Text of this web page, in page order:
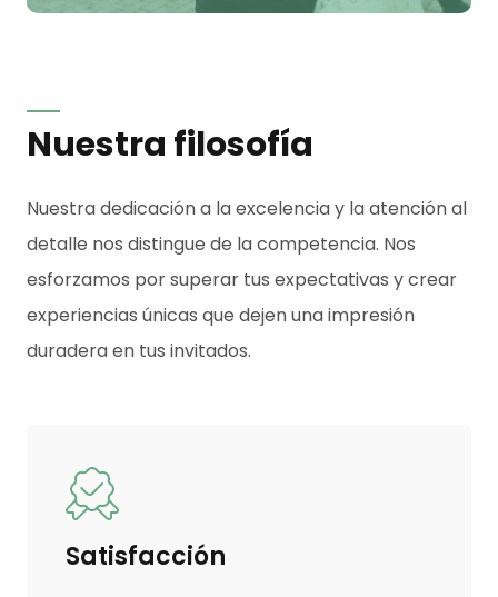
Nuestra filosofía
Nuestra dedicación a la excelencia y la atención al
detalle nos distingue de la competencia. Nos
esforzamos por superar tus expectativas y crear
experiencias únicas que dejen una impresión
duradera en tus invitados.
Satisfacción